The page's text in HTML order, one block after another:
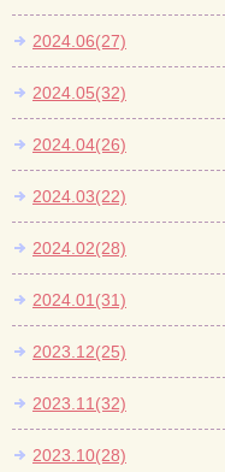
2024.06(27)
2024.05(32)
2024.04(26)
2024.03(22)
2024.02(28)
2024.01(31)
2023.12(25)
2023.11(32)
2023.10(28)